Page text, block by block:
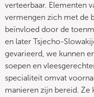
verteerbaar. Elementen
vermengen zich met de
beïnvloed door de
en later Tsjecho-
gevarieerd, we kunnen
soepen en
specialiteit omvat
manieren zijn bereid.